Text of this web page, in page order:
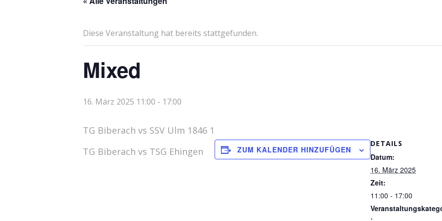
Diese Veranstaltung hat bereits stattgefunden.
Mixed
16. März 2025 11:00 - 17:00
TG Biberach vs SSV Ulm 1846 1
TG Biberach vs TSG Ehingen
ZUM KALENDER HINZUFÜGEN
DETAILS
Datum:
16. März 2025
Zeit:
11:00 - 17:00
: